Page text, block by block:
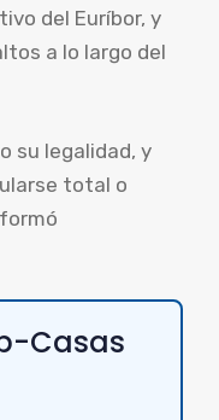
del Euríbor, y
a lo largo del
su legalidad, y
total o
Casas